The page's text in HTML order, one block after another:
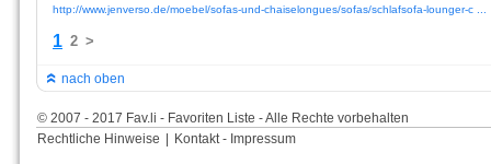
http://www.jenverso.de/moebel/sofas-und-chaiselongues/sofas/schlafsofa-lounger-c ...
1 2 >
nach oben
© 2007 - 2017 Fav.li - Favoriten Liste - Alle Rechte vorbehalten
Rechtliche Hinweise
Kontakt - Impressum